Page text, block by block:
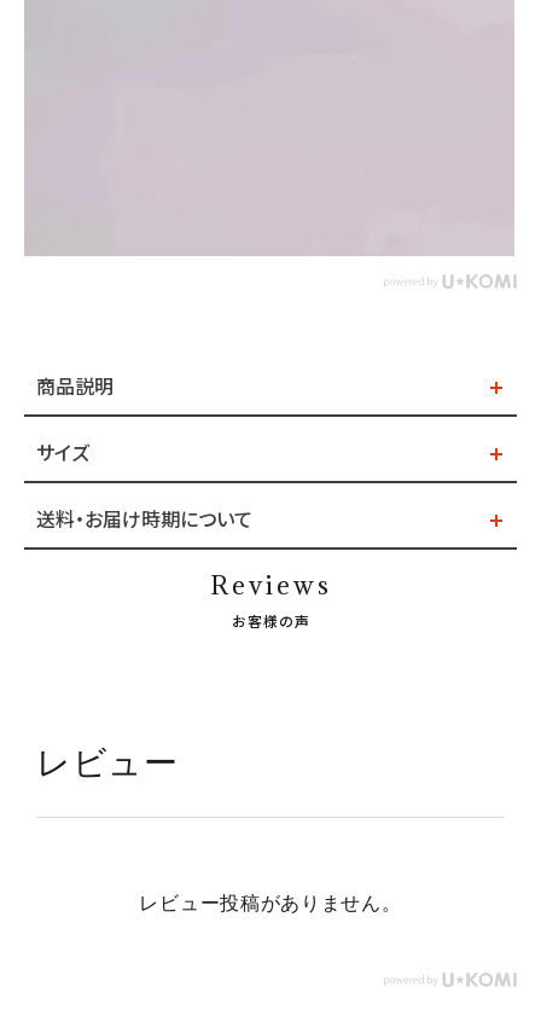
商品説明
サイズ
送料・お届け時期について
Reviews
お客様の声
レビュー
レビュー投稿がありません。